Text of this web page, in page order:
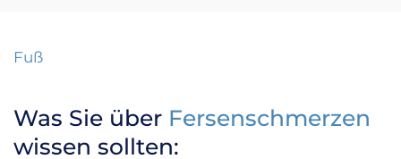
Fuß
Was Sie über Fersenschmerzen
wissen sollten: